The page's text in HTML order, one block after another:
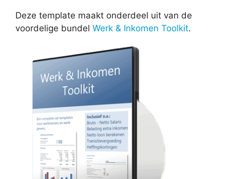
Deze template maakt onderdeel uit van de
voordelige bundel Werk & Inkomen Toolkit.